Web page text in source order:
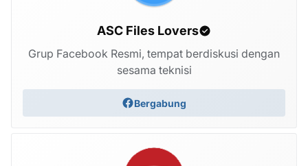
ASC Files Lovers
Grup Facebook Resmi, tempat berdiskusi dengan
sesama teknisi
Bergabung